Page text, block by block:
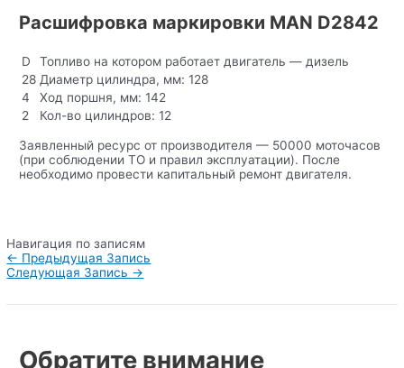
Расшифровка маркировки MAN D2842
D
Топливо на котором работает двигатель — дизель
28 Диаметр цилиндра, мм: 128
4
Ход поршня, мм: 142
2
Кол-во цилиндров: 12
Заявленный ресурс от производителя — 50000 моточасов
(при соблюдении ТО и правил эксплуатации). После
необходимо провести капитальный ремонт двигателя.
Навигация по записям
← Предыдущая Запись
Следующая Запись →
Обратите внимание